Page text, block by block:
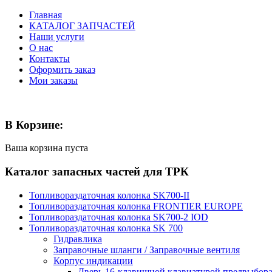
Главная
КАТАЛОГ ЗАПЧАСТЕЙ
Наши услуги
О нас
Контакты
Оформить заказ
Мои заказы
В Корзине:
Ваша корзина пуста
Каталог запасных частей для ТРК
Топливораздаточная колонка SK700-II
Топливораздаточная колонка FRONTIER EUROPE
Топливораздаточная колонка SK700-2 IOD
Топливораздаточная колонка SK 700
Гидравлика
Заправочные шланги / Заправочные вентиля
Корпус индикации